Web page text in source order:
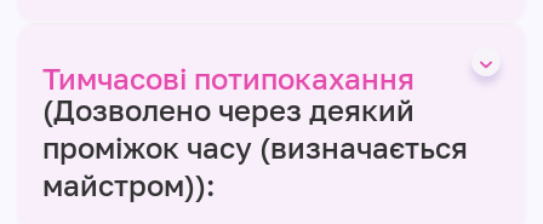
Тимчасові потипокахання
(Дозволено через деякий
проміжок часу (визначається
майстром)):